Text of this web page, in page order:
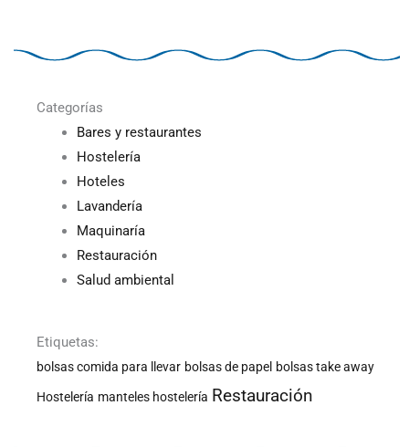
Categorías
Bares y restaurantes
Hostelería
Hoteles
Lavandería
Maquinaría
Restauración
Salud ambiental
Etiquetas:
bolsas comida para llevar bolsas de papel bolsas take away
Hostelería manteles hostelería Restauración